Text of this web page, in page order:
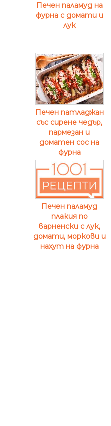
Печен паламуд на
фурна с домати и
лук
Печен патладжан
със сирене чедър,
пармезан и
доматен сос на
фурна
Печен паламуд
плакия по
варненски с лук,
домати, моркови и
нахут на фурна